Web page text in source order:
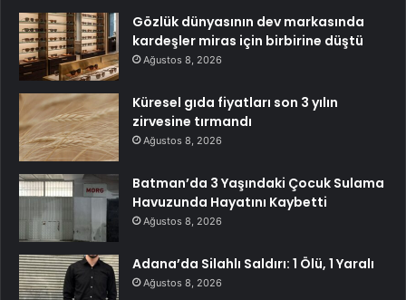
Gözlük dünyasının dev markasında
kardeşler miras için birbirine düştü
Ağustos 8, 2026
Küresel gıda fiyatları son 3 yılın
zirvesine tırmandı
Ağustos 8, 2026
Batman’da 3 Yaşındaki Çocuk Sulama
Havuzunda Hayatını Kaybetti
Ağustos 8, 2026
Adana’da Silahlı Saldırı: 1 Ölü, 1 Yaralı
Ağustos 8, 2026